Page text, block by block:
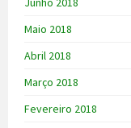
Maio 2018
Abril 2018
Março 2018
Fevereiro 2018